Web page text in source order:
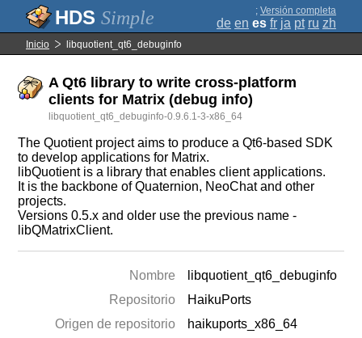
Simple ; Versión completa
de en es fr ja pt ru zh
Inicio libquotient_qt6_debuginfo
A Qt6 library to write cross-platform
clients for Matrix (debug info)
libquotient_qt6_debuginfo-0.9.6.1-3-x86_64
The Quotient project aims to produce a Qt6-based SDK
to develop applications for Matrix.
libQuotient is a library that enables client applications.
It is the backbone of Quaternion, NeoChat and other
projects.
Versions 0.5.x and older use the previous name -
libQMatrixClient.
Nombre
libquotient_qt6_debuginfo
Repositorio
HaikuPorts
Origen de repositorio
haikuports_x86_64